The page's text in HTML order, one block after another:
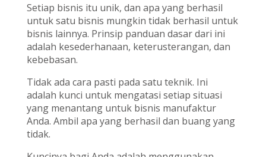
Setiap bisnis itu unik, dan apa yang berhasil
untuk satu bisnis mungkin tidak berhasil untuk
bisnis lainnya. Prinsip panduan dasar dari ini
adalah kesederhanaan, keterusterangan, dan
kebebasan.
Tidak ada cara pasti pada satu teknik. Ini
adalah kunci untuk mengatasi setiap situasi
yang menantang untuk bisnis manufaktur
Anda. Ambil apa yang berhasil dan buang yang
tidak.